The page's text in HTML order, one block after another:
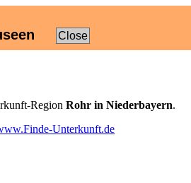
Close
RegionRohr in Niederbayern.
Unterkunft.de